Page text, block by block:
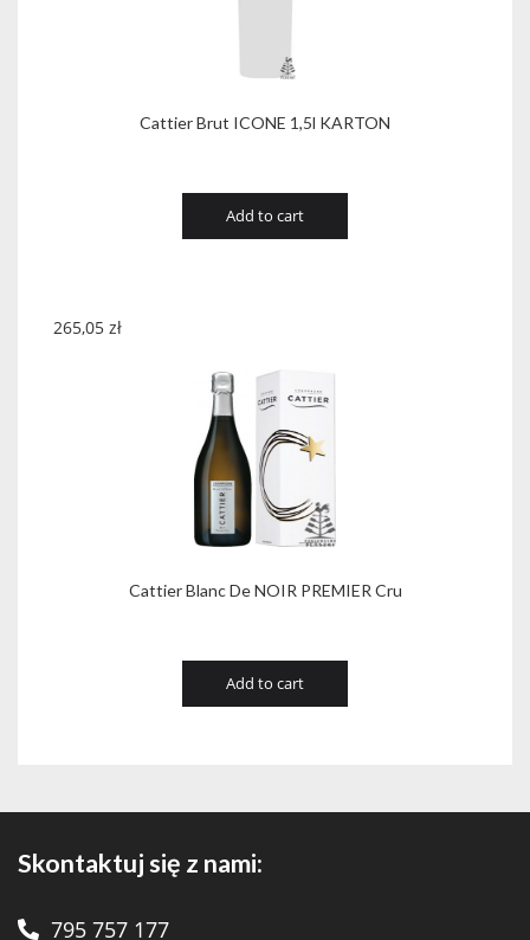
Cattier Brut ICONE 1,5l KARTON
Add to cart
Cattier Blanc De NOIR PREMIER Cru
265,05 zł
Add to cart
Skontaktuj się z nami:
795 757 177